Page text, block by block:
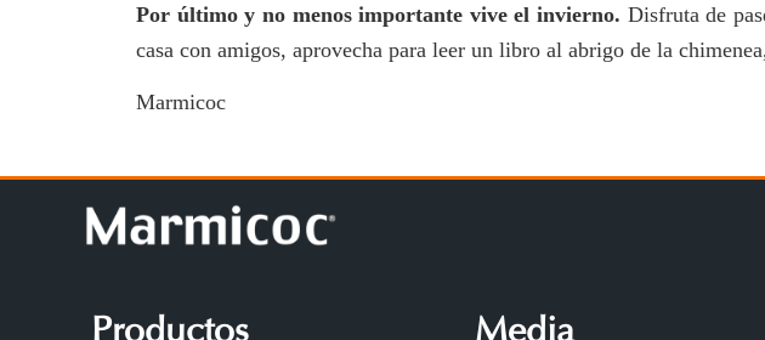
Por último y no menos importante vive el invierno. Disfruta de
casa con amigos, aprovecha para leer un libro al abrigo de la
Marmicoc